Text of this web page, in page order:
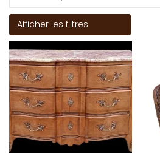
Afficher les filtres